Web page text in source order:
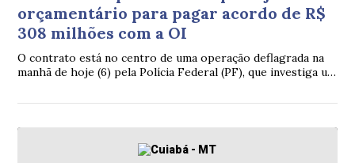
orçamentário para pagar acordo de R$
308 milhões com a OI
O contrato está no centro de uma operação deflagrada na
manhã de hoje (6) pela Polícia Federal (PF), que investiga um
cofres públicos do Estado.